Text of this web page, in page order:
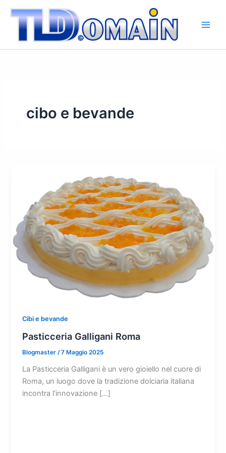
contenuto
cibo e bevande
Cibi e bevande
Pasticceria Galligani Roma
Blogmaster/7 Maggio 2025
La Pasticceria Galligani è un vero gioiello nel cuore di
Roma, un luogo dove la tradizione dolciaria italiana
incontra l’innovazione […]